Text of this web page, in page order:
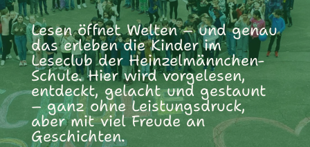
Lesen öffnet Welten – und genau
das erleben die Kinder im
Leseclub der Heinzelmännchen-
Schule. Hier wird vorgelesen,
entdeckt, gelacht und gestaunt
– ganz ohne Leistungsdruck,
aber mit viel Freude an
Geschichten.